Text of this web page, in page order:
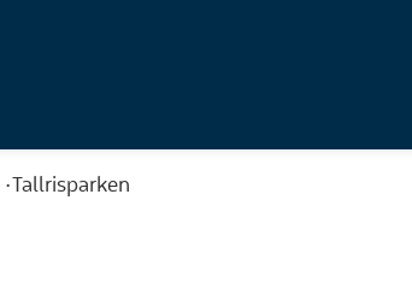
Tallrisparken